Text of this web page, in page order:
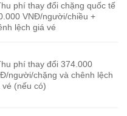
phí thay đổi chặng quốc tế
VNĐ/người/chiều +
lệch giá vé
phí thay đổi 374.000
người/chặng và chênh lệch
vé (nếu có)